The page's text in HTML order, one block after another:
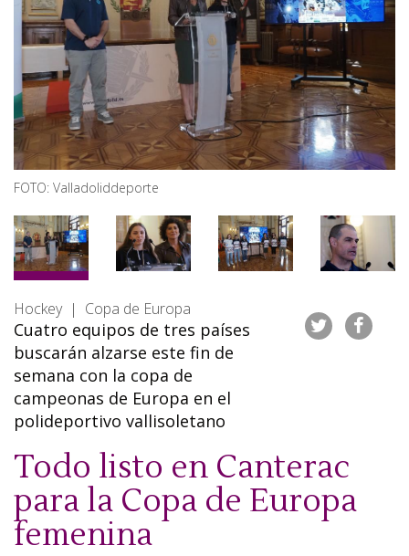
FOTO: Valladoliddeporte
Hockey | Copa de Europa
Cuatro equipos de tres países
buscarán alzarse este fin de
semana con la copa de
campeonas de Europa en el
polideportivo vallisoletano
Todo listo en Canterac
para la Copa de Europa
femenina